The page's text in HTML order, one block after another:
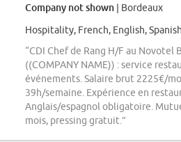
Company not shown | Bordeaux
Hospitality, French, English, Spanish
“CDI Chef de Rang H/F au Novotel
((COMPANY NAME)) : service
événements. Salaire brut 2225€/
39h/semaine. Expérience en
Anglais/espagnol obligatoire.
mois, pressing gratuit.”